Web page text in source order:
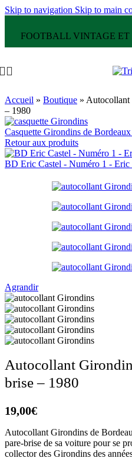
Skip to navigation Skip to main
FOOTBALL VINTAGE ET
Accueil » Boutique » Autocollant
– 1980
Casquette Girondins de
Retour aux produits
BD Eric Castel - Numéro 1 - Eric
Agrandir
Autocollant
brise – 1980
19,00€
Autocollant Girondins de
pare-brise de sa voiture pour se
collector des Girondins des